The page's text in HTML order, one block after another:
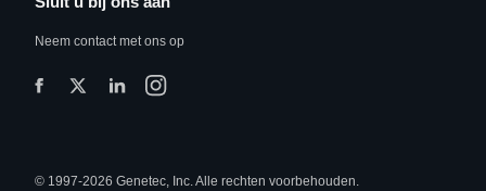
Neem contact met ons op
© 1997-2026 Genetec, Inc. Alle rechten voorbehouden.